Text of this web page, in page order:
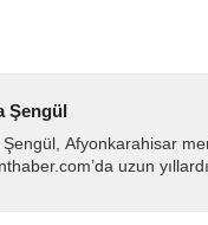
Şengül
Şengül, Afyonkarahisar
uzun